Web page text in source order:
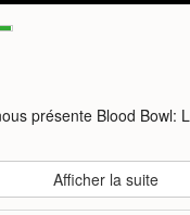
présente Blood Bowl:
Afficher la suite